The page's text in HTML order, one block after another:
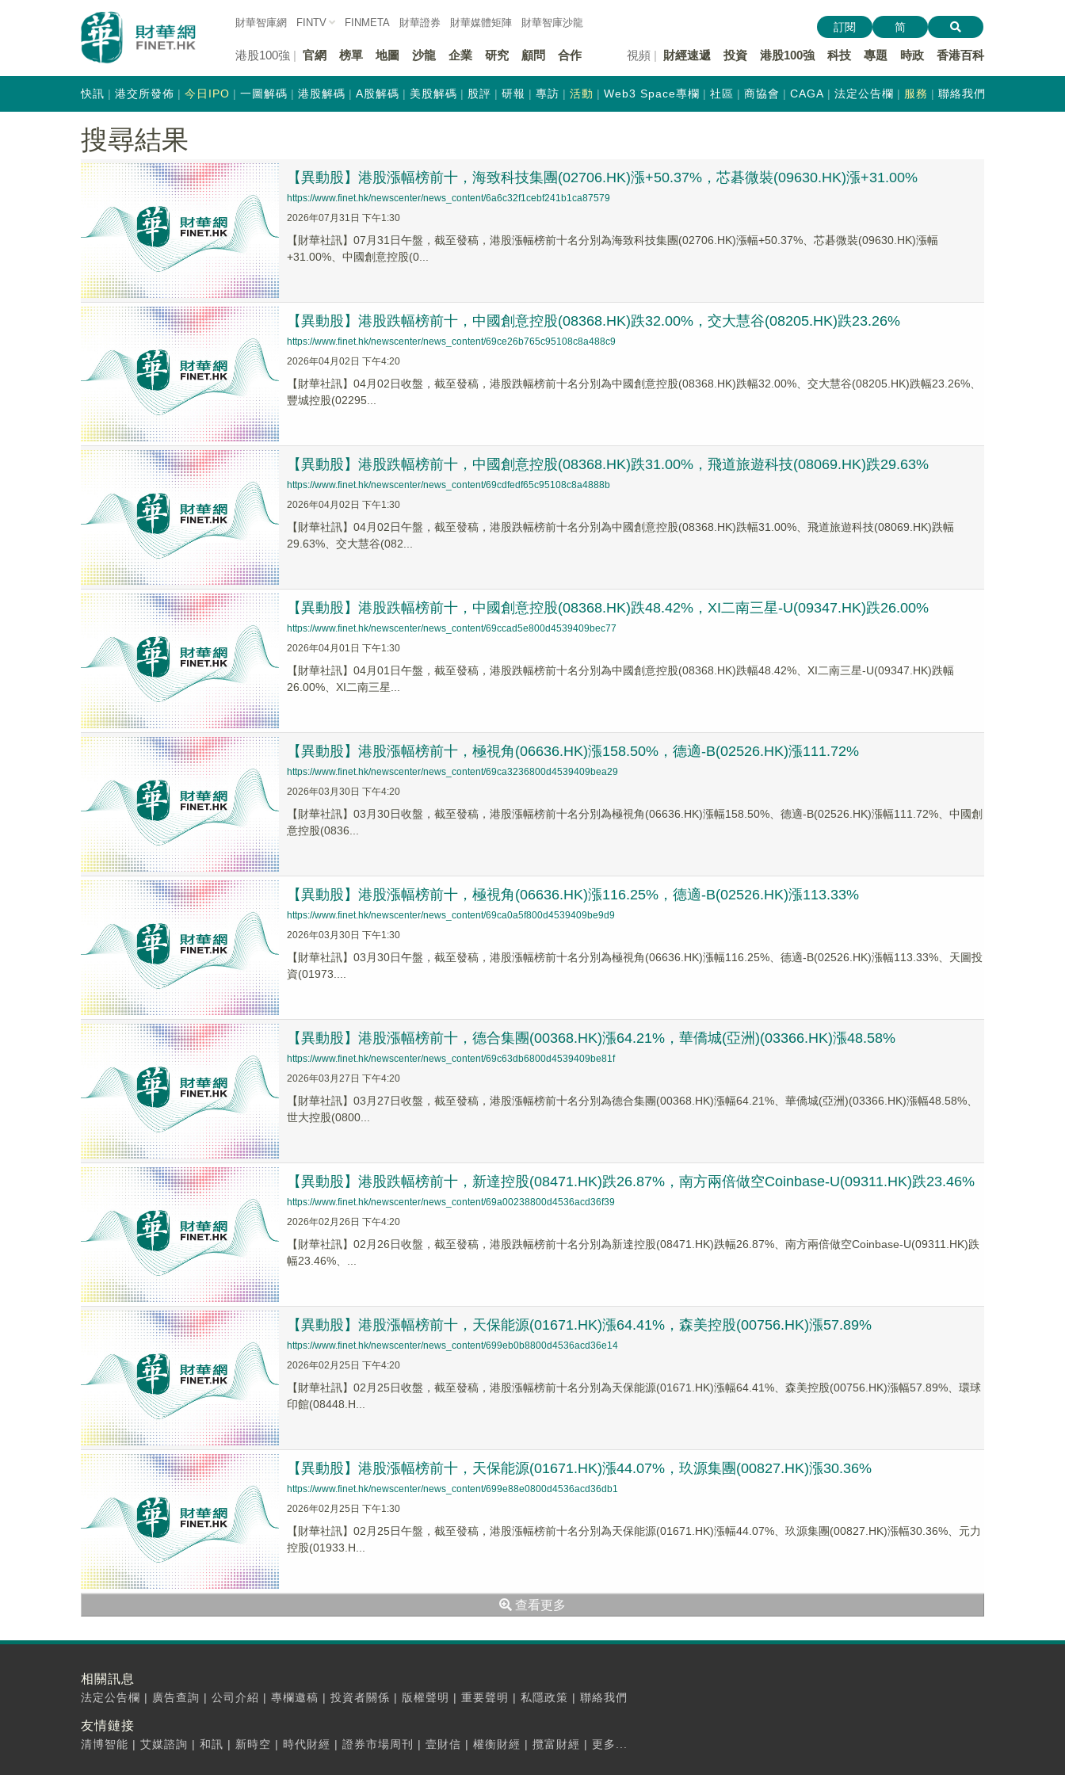
財華智庫網 FINTV FINMETA 財華證券 財華媒體矩陣 財華智庫沙龍
港股100強 官網 榜單 地圖 沙龍 企業 研究 顧問 合作 視頻 財經速遞 投資 港股100強 科技 專題 時政 香港百科
訂閱 简
快訊 港交所發佈 今日IPO 一圖解碼 港股解碼 A股解碼 美股解碼 股評 研報 專訪 活動 Web3 Space專欄 社區 商協會 CAGA 法定公告欄 服務 聯絡我們
搜尋結果
【異動股】港股漲幅榜前十，海致科技集團(02706.HK)漲+50.37%，芯碁微裝(09630.HK)漲+31.00%
https://www.finet.hk/newscenter/news_content/6a6c32f1cebf241b1ca87579
2026年07月31日 下午1:30
【財華社訊】07月31日午盤，截至發稿，港股漲幅榜前十名分別為海致科技集團(02706.HK)漲幅+50.37%、芯碁微裝(09630.HK)漲幅
+31.00%、中國創意控股(0...
【異動股】港股跌幅榜前十，中國創意控股(08368.HK)跌32.00%，交大慧谷(08205.HK)跌23.26%
https://www.finet.hk/newscenter/news_content/69ce26b765c95108c8a488c9
2026年04月02日 下午4:20
【財華社訊】04月02日收盤，截至發稿，港股跌幅榜前十名分別為中國創意控股(08368.HK)跌幅32.00%、交大慧谷(08205.HK)跌幅23.26%、
豐城控股(02295...
【異動股】港股跌幅榜前十，中國創意控股(08368.HK)跌31.00%，飛道旅遊科技(08069.HK)跌29.63%
https://www.finet.hk/newscenter/news_content/69cdfedf65c95108c8a4888b
2026年04月02日 下午1:30
【財華社訊】04月02日午盤，截至發稿，港股跌幅榜前十名分別為中國創意控股(08368.HK)跌幅31.00%、飛道旅遊科技(08069.HK)跌幅
29.63%、交大慧谷(082...
【異動股】港股跌幅榜前十，中國創意控股(08368.HK)跌48.42%，XI二南三星-U(09347.HK)跌26.00%
https://www.finet.hk/newscenter/news_content/69ccad5e800d4539409bec77
2026年04月01日 下午1:30
【財華社訊】04月01日午盤，截至發稿，港股跌幅榜前十名分別為中國創意控股(08368.HK)跌幅48.42%、XI二南三星-U(09347.HK)跌幅
26.00%、XI二南三星...
【異動股】港股漲幅榜前十，極視角(06636.HK)漲158.50%，德適-B(02526.HK)漲111.72%
https://www.finet.hk/newscenter/news_content/69ca3236800d4539409bea29
2026年03月30日 下午4:20
【財華社訊】03月30日收盤，截至發稿，港股漲幅榜前十名分別為極視角(06636.HK)漲幅158.50%、德適-B(02526.HK)漲幅111.72%、中國創
意控股(0836...
【異動股】港股漲幅榜前十，極視角(06636.HK)漲116.25%，德適-B(02526.HK)漲113.33%
https://www.finet.hk/newscenter/news_content/69ca0a5f800d4539409be9d9
2026年03月30日 下午1:30
【財華社訊】03月30日午盤，截至發稿，港股漲幅榜前十名分別為極視角(06636.HK)漲幅116.25%、德適-B(02526.HK)漲幅113.33%、天圖投
資(01973....
【異動股】港股漲幅榜前十，德合集團(00368.HK)漲64.21%，華僑城(亞洲)(03366.HK)漲48.58%
https://www.finet.hk/newscenter/news_content/69c63db6800d4539409be81f
2026年03月27日 下午4:20
【財華社訊】03月27日收盤，截至發稿，港股漲幅榜前十名分別為德合集團(00368.HK)漲幅64.21%、華僑城(亞洲)(03366.HK)漲幅48.58%、
世大控股(0800...
【異動股】港股跌幅榜前十，新達控股(08471.HK)跌26.87%，南方兩倍做空Coinbase-U(09311.HK)跌23.46%
https://www.finet.hk/newscenter/news_content/69a00238800d4536acd36f39
2026年02月26日 下午4:20
【財華社訊】02月26日收盤，截至發稿，港股跌幅榜前十名分別為新達控股(08471.HK)跌幅26.87%、南方兩倍做空Coinbase-U(09311.HK)跌
幅23.46%、...
【異動股】港股漲幅榜前十，天保能源(01671.HK)漲64.41%，森美控股(00756.HK)漲57.89%
https://www.finet.hk/newscenter/news_content/699eb0b8800d4536acd36e14
2026年02月25日 下午4:20
【財華社訊】02月25日收盤，截至發稿，港股漲幅榜前十名分別為天保能源(01671.HK)漲幅64.41%、森美控股(00756.HK)漲幅57.89%、環球
印館(08448.H...
【異動股】港股漲幅榜前十，天保能源(01671.HK)漲44.07%，玖源集團(00827.HK)漲30.36%
https://www.finet.hk/newscenter/news_content/699e88e0800d4536acd36db1
2026年02月25日 下午1:30
【財華社訊】02月25日午盤，截至發稿，港股漲幅榜前十名分別為天保能源(01671.HK)漲幅44.07%、玖源集團(00827.HK)漲幅30.36%、元力
控股(01933.H...
查看更多
相關訊息
法定公告欄 | 廣告查詢 | 公司介紹 | 專欄邀稿 | 投資者關係 | 版權聲明 | 重要聲明 | 私隱政策 | 聯絡我們
友情鏈接
清博智能 | 艾媒諮詢 | 和訊 | 新時空 | 時代財經 | 證券市場周刊 | 壹財信 | 權衡財經 | 攬富財經 | 更多...